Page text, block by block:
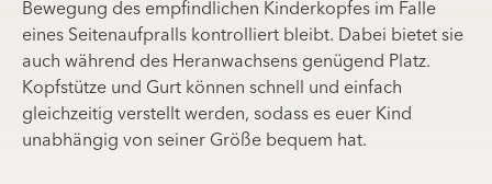
Bewegung des empfindlichen Kinderkopfes im Falle
eines Seitenaufpralls kontrolliert bleibt. Dabei bietet sie
auch während des Heranwachsens genügend Platz.
Kopfstütze und Gurt können schnell und einfach
gleichzeitig verstellt werden, sodass es euer Kind
unabhängig von seiner Größe bequem hat.